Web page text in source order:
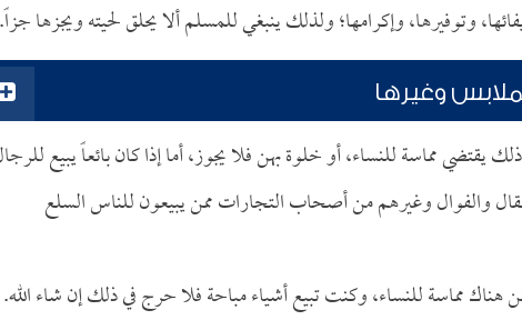
وتوفيرها، وإكرامها؛ ولذلك ينبغي للمسلم ألا يحلق لحيته ويجزها
وغيرها
يقتضي مماسة للنساء، أو خلوة بهن فلا يجوز، أما إذا كان بائعاً يبيع
والفوال وغيرهم من أصحاب التجارات ممن يبيعون للناس السلع
هناك مماسة للنساء، وكنت تبيع أشياء مباحة فلا حرج في ذلك إن شاء الله.